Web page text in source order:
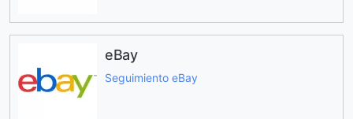
eBay
Seguimiento eBay